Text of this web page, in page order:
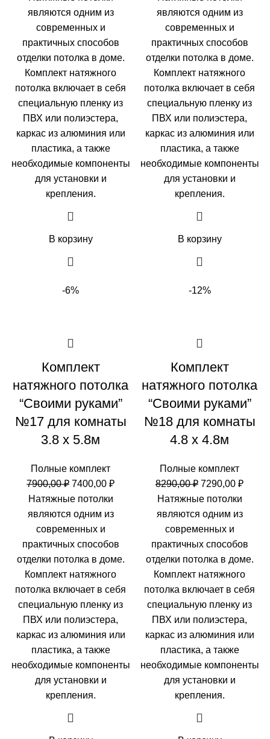
составляла
6845,00 ₽.
5845,00 ₽.
являются одним из
современных и
практичных способов
отделки потолка в доме.
Комплект натяжного
потолка включает в себя
специальную пленку из
ПВХ или полиэстера,
каркас из алюминия или
пластика, а также
необходимые компоненты
для установки и
крепления.
В корзину
составляла
7570,00 ₽.
являются одним из
современных и
практичных способов
отделки потолка в доме.
Комплект натяжного
потолка включает в себя
специальную пленку из
ПВХ или полиэстера,
каркас из алюминия или
пластика, а также
необходимые компоненты
для установки и
крепления.
В корзину
-6%
Комплект
натяжного потолка
“Своими руками”
№17 для комнаты
3.8 х 5.8м
Полные комплект
7900,00₽ Первоначальная
цена
составляла
7900,00 ₽.
7400,00 ₽Текущая
7400,00 ₽.
Натяжные потолки
являются одним из
современных и
практичных способов
отделки потолка в доме.
Комплект натяжного
потолка включает в себя
специальную пленку из
ПВХ или полиэстера,
каркас из алюминия или
пластика, а также
необходимые компоненты
для установки и
крепления.
-12%
Комплект
натяжного потолка
“Своими руками”
№18 для комнаты
4.8 х 4.8м
Полные комплект
8290,00₽
цена
составляла
8290,00 ₽.
7290,00 ₽
Натяжные потолки
являются одним из
современных и
практичных способов
отделки потолка в доме.
Комплект натяжного
потолка включает в себя
специальную пленку из
ПВХ или полиэстера,
каркас из алюминия или
пластика, а также
необходимые компоненты
для установки и
крепления.